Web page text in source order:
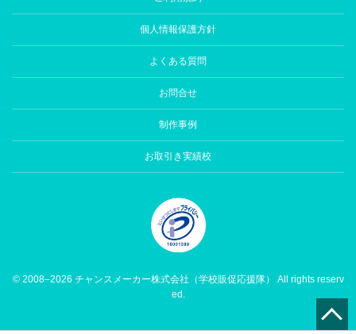
個人情報保護方針
よくある質問
お問合せ
制作事例
お取引き実績校
© 2008–2026 チャンスメーカー株式会社（学校販促応援隊） All rights reserv
ed.